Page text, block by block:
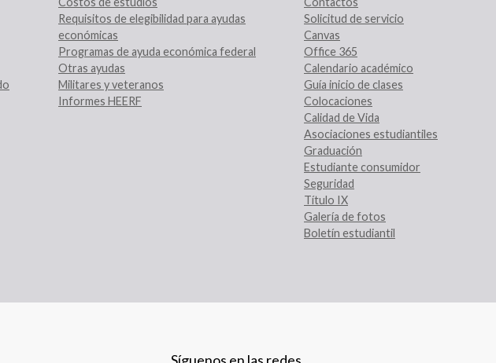
Requisitos de elegibilidad para ayudas
económicas
Programas de ayuda económica federal
Otras ayudas
Militares y veteranos
Informes HEERF
Solicitud de servicio
Canvas
Office 365
Calendario académico
Guía inicio de clases
Colocaciones
Calidad de Vida
Asociaciones estudiantiles
Graduación
Estudiante consumidor
Seguridad
Título IX
Galería de fotos
Boletín estudiantil
Síguenos en las redes